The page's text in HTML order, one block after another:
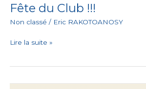
Fête du Club !!!
Non classé / Eric RAKOTOANOSY
Lire la suite »